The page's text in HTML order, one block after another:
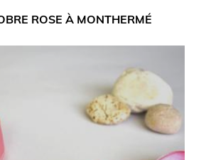
ROSE À MONTHERMÉ